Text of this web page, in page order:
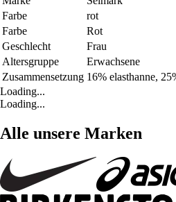
Farbe
rot
Farbe
Rot
Geschlecht
Frau
Altersgruppe
Erwachsene
Zusammensetzung 16% elasthanne,
Loading...
Loading...
Alle unsere Marken